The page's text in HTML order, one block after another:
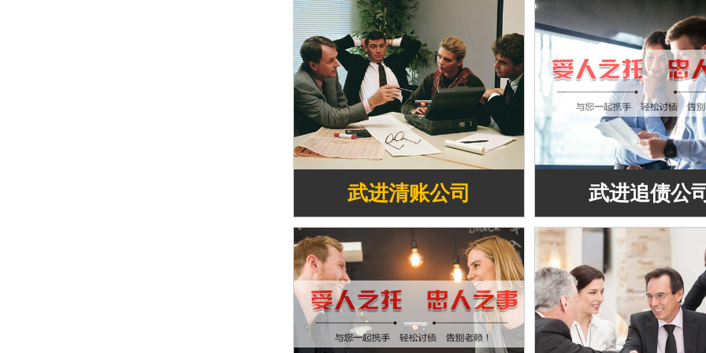
武进清账公司 武进追债公